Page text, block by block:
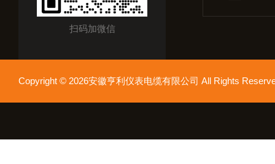
扫码加微信
Copyright © 2026安徽亨利仪表电缆有限公司 All Rights